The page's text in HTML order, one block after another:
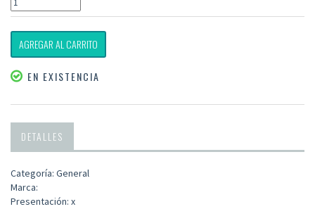
AGREGAR AL CARRITO
EN EXISTENCIA
DETALLES
Categoría: General
Marca:
Presentación: x